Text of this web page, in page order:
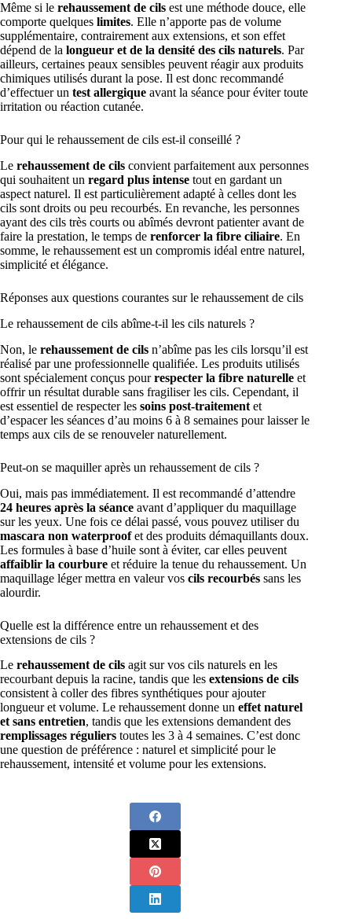
Même si le rehaussement de cils est une méthode douce, elle
comporte quelques limites. Elle n’apporte pas de volume
supplémentaire, contrairement aux extensions, et son effet
dépend de la longueur et de la densité des cils naturels. Par
ailleurs, certaines peaux sensibles peuvent réagir aux produits
chimiques utilisés durant la pose. Il est donc recommandé
d’effectuer un test allergique avant la séance pour éviter toute
irritation ou réaction cutanée.
Pour qui le rehaussement de cils est-il conseillé ?
Le rehaussement de cils convient parfaitement aux personnes
qui souhaitent un regard plus intense tout en gardant un
aspect naturel. Il est particulièrement adapté à celles dont les
cils sont droits ou peu recourbés. En revanche, les personnes
ayant des cils très courts ou abîmés devront patienter avant de
faire la prestation, le temps de renforcer la fibre ciliaire. En
somme, le rehaussement est un compromis idéal entre naturel,
simplicité et élégance.
Réponses aux questions courantes sur le rehaussement de cils
Le rehaussement de cils abîme-t-il les cils naturels ?
Non, le rehaussement de cils n’abîme pas les cils lorsqu’il est
réalisé par une professionnelle qualifiée. Les produits utilisés
sont spécialement conçus pourrespecter la fibre naturelle et
offrir un résultat durable sans fragiliser les cils. Cependant, il
est essentiel de respecter les soins post-traitement et
d’espacer les séances d’au moins 6 à 8 semaines pour laisser le
temps aux cils de se renouveler naturellement.
Peut-on se maquiller après un rehaussement de cils ?
Oui, mais pas immédiatement. Il est recommandé d’attendre
24 heures après la séance avant d’appliquer du maquillage
sur les yeux. Une fois ce délai passé, vous pouvez utiliser du
mascara non waterproofet des produits démaquillants doux.
Les formules à base d’huile sont à éviter, car elles peuvent
affaiblir la courbure et réduire la tenue du rehaussement. Un
maquillage léger mettra en valeur vos cils recourbés sans les
alourdir.
Quelle est la différence entre un rehaussement et des
extensions de cils ?
Le rehaussement de cils agit sur vos cils naturels en les
recourbant depuis la racine, tandis que les extensions de cils
consistent à coller des fibres synthétiques pour ajouter
longueur et volume. Le rehaussement donne un effet naturel
et sans entretien, tandis que les extensions demandent des
remplissages réguliers toutes les 3 à 4 semaines. C’est donc
une question de préférence : naturel et simplicité pour le
rehaussement, intensité et volume pour les extensions.